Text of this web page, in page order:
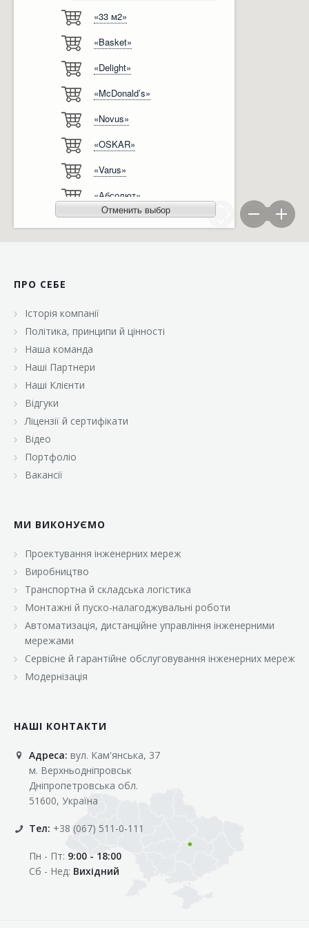
Ліцензії, сертифікати, дипломи
Автоматизація
Модернізація
«33 м2»
«Basket»
«Delight»
«McDonald’s»
«Novus»
«OSKAR»
«Varus»
«Абсолют»
«Агро-Овен»
«Велмарт»
«ВК Експресс»
«Класс»
«Континент»
«Малинка»
«Марс»
«Оптовичок»
«Свіжачок»
«Сільпо»
«Фора»
«Фреш»
«Фуршет»
«Цент»
Отменить выбор
ПРО СЕБЕ
Історія компанії
Політика, принципи й цінності
Наша команда
Наші Партнери
Наші Клієнти
Відгуки
Ліцензії й сертифікати
Відео
Портфоліо
Вакансії
МИ ВИКОНУЄМО
Проектування інженерних мереж
Виробництво
Транспортна й складська логістика
Монтажні й пуско-налагоджувальні роботи
Автоматизація, дистанційне управління інженерними
мережами
Сервісне й гарантійне обслуговування інженерних мереж
Модернізація
НАШІ КОНТАКТИ
Адреса: вул. Кам'янська, 37
м. Верхньодніпровськ
Дніпропетровська обл.
51600, Україна
Тел: +38 (067) 511-0-111
Пн - Пт: 9:00 - 18:00
Сб - Нед: Вихідний